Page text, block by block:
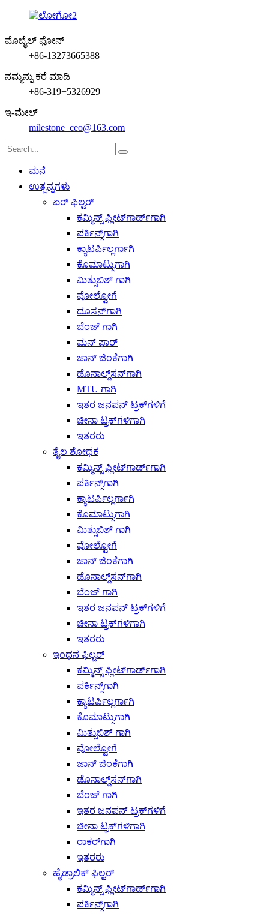
ಮೊಬೈಲ್ ಫೋನ್
+86-13273665388
ನಮ್ಮನ್ನು ಕರೆ ಮಾಡಿ
+86-319+5326929
ಇ-ಮೇಲ್
milestone_ceo@163.com
ಮನೆ
ಉತ್ಪನ್ನಗಳು
ಏರ್ ಫಿಲ್ಟರ್
ಕಮ್ಮಿನ್ಸ್ ಫ್ಲೀಟ್‌ಗಾರ್ಡ್‌ಗಾಗಿ
ಪರ್ಕಿನ್ಸ್‌ಗಾಗಿ
ಕ್ಯಾಟರ್ಪಿಲ್ಲರ್ಗಾಗಿ
ಕೊಮಾಟ್ಸುಗಾಗಿ
ಮಿತ್ಸುಬಿಶ್ ಗಾಗಿ
ವೋಲ್ವೋಗೆ
ದೂಸನ್‌ಗಾಗಿ
ಬೆಂಜ್ ಗಾಗಿ
ಮನ್ ಫಾರ್
ಜಾನ್ ಜಿಂಕೆಗಾಗಿ
ಡೊನಾಲ್ಡ್‌ಸನ್‌ಗಾಗಿ
MTU ಗಾಗಿ
ಇತರ ಜನಪನ್ ಟ್ರಕ್‌ಗಳಿಗೆ
ಚೀನಾ ಟ್ರಕ್‌ಗಳಿಗಾಗಿ
ಇತರರು
ತೈಲ ಶೋಧಕ
ಕಮ್ಮಿನ್ಸ್ ಫ್ಲೀಟ್‌ಗಾರ್ಡ್‌ಗಾಗಿ
ಪರ್ಕಿನ್ಸ್‌ಗಾಗಿ
ಕ್ಯಾಟರ್ಪಿಲ್ಲರ್ಗಾಗಿ
ಕೊಮಾಟ್ಸುಗಾಗಿ
ಮಿತ್ಸುಬಿಶ್ ಗಾಗಿ
ವೋಲ್ವೋಗೆ
ಜಾನ್ ಜಿಂಕೆಗಾಗಿ
ಡೊನಾಲ್ಡ್‌ಸನ್‌ಗಾಗಿ
ಬೆಂಜ್ ಗಾಗಿ
ಇತರ ಜನಪನ್ ಟ್ರಕ್‌ಗಳಿಗೆ
ಚೀನಾ ಟ್ರಕ್‌ಗಳಿಗಾಗಿ
ಇತರರು
ಇಂಧನ ಫಿಲ್ಟರ್
ಕಮ್ಮಿನ್ಸ್ ಫ್ಲೀಟ್‌ಗಾರ್ಡ್‌ಗಾಗಿ
ಪರ್ಕಿನ್ಸ್‌ಗಾಗಿ
ಕ್ಯಾಟರ್ಪಿಲ್ಲರ್ಗಾಗಿ
ಕೊಮಾಟ್ಸುಗಾಗಿ
ಮಿತ್ಸುಬಿಶ್ ಗಾಗಿ
ವೋಲ್ವೋಗೆ
ಜಾನ್ ಜಿಂಕೆಗಾಗಿ
ಡೊನಾಲ್ಡ್‌ಸನ್‌ಗಾಗಿ
ಬೆಂಜ್ ಗಾಗಿ
ಇತರ ಜನಪನ್ ಟ್ರಕ್‌ಗಳಿಗೆ
ಚೀನಾ ಟ್ರಕ್‌ಗಳಿಗಾಗಿ
ರಾಕರ್‌ಗಾಗಿ
ಇತರರು
ಹೈಡ್ರಾಲಿಕ್ ಫಿಲ್ಟರ್
ಕಮ್ಮಿನ್ಸ್ ಫ್ಲೀಟ್‌ಗಾರ್ಡ್‌ಗಾಗಿ
ಪರ್ಕಿನ್ಸ್‌ಗಾಗಿ